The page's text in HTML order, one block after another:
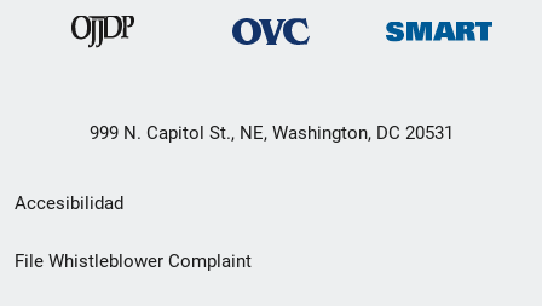
999 N. Capitol St., NE, Washington, DC 20531
Menú
de
Accesibilidad
File Whistleblower Complaint